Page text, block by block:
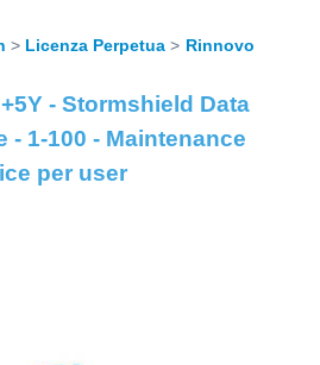
ASSISTENZA
Certificazioni
Newsletter
Licenza Perpetua Rinnovo
- Stormshield Data
1-100 - Maintenance
per user